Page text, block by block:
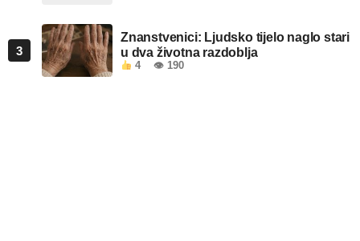
3
Znanstvenici: Ljudsko tijelo naglo stari
u dva životna razdoblja
4 👁 190